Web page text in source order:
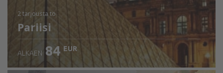
2 tarjousta to
Pariisi
ALKAEN 84 EUR